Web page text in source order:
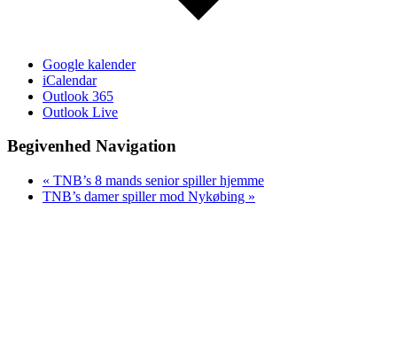
Google kalender
iCalendar
Outlook 365
Outlook Live
Begivenhed Navigation
« TNB’s 8 mands senior spiller hjemme
TNB’s damer spiller mod Nykøbing »